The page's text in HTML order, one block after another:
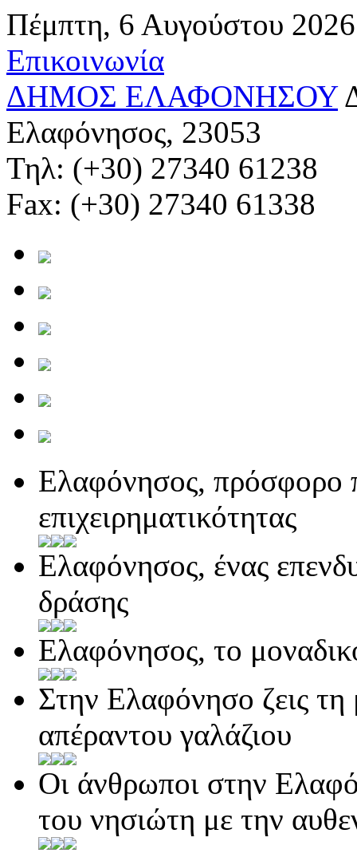
Πέμπτη, 6 Αυγούστου 2026
Επικοινωνία
ΔΗΜΟΣ ΕΛΑΦΟΝΗΣΟΥ
Ελαφόνησος, 23053
Τηλ: (+30) 27340 61238
Fax: (+30) 27340 61338
Ελαφόνησος, πρόσφορο
επιχειρηματικότητας
Ελαφόνησος, ένας
δράσης
Ελαφόνησος, το
Στην Ελαφόνησο ζεις τη
απέραντου γαλάζιου
Οι άνθρωποι στην
του νησιώτη με την